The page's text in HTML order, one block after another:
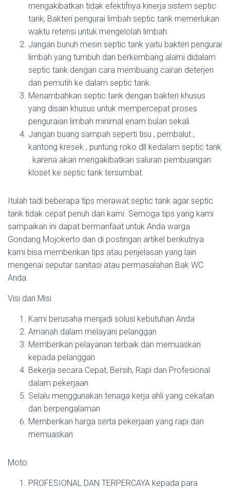
mengakibatkan tidak efektifnya kinerja sistem septic
tank, Bakteri pengurai limbah septic tank memerlukan
waktu retensi untuk mengelolah limbah.
Jangan bunuh mesin septic tank yaitu bakteri pengurai
limbah yang tumbuh dan berkembang alami didalam
septic tank dengan cara membuang cairan deterjen
dan pemutih ke dalam septic tank.
Menambahkan septic tank dengan bakteri khusus
yang disain khusus untuk mempercepat proses
penguraian limbah minimal enam bulan sekali.
Jangan buang sampah seperti tisu , pembalut ,
kantong kresek , puntung roko dll kedalam septic tank
. karena akan mengakibatkan saluran pembuangan
kloset ke septic tank tersumbat.
Itulah tadi beberapa tips merawat septic tank agar septic
tank tidak cepat penuh dari kami. Semoga tips yang kami
sampaikan ini dapat bermanfaat untuk Anda warga
Gondang Mojokerto dan di postingan artikel berikutnya
kami bisa memberikan tips atau penjelasan yang lain
mengenai seputar sanitasi atau permasalahan Bak WC
Anda.
Visi dan Misi
Kami berusaha menjadi solusi kebutuhan Anda
Amanah dalam melayani pelanggan
Memberikan pelayanan terbaik dan memuaskan
kepada pelanggan
Bekerja secara Cepat, Bersih, Rapi dan Profesional
dalam pekerjaan
Selalu menggunakan tenaga kerja ahli yang cekatan
dan berpengalaman
Memberikan harga serta pekerjaan yang rapi dan
memuaskan
Moto
PROFESIONAL DAN TERPERCAYA kepada para